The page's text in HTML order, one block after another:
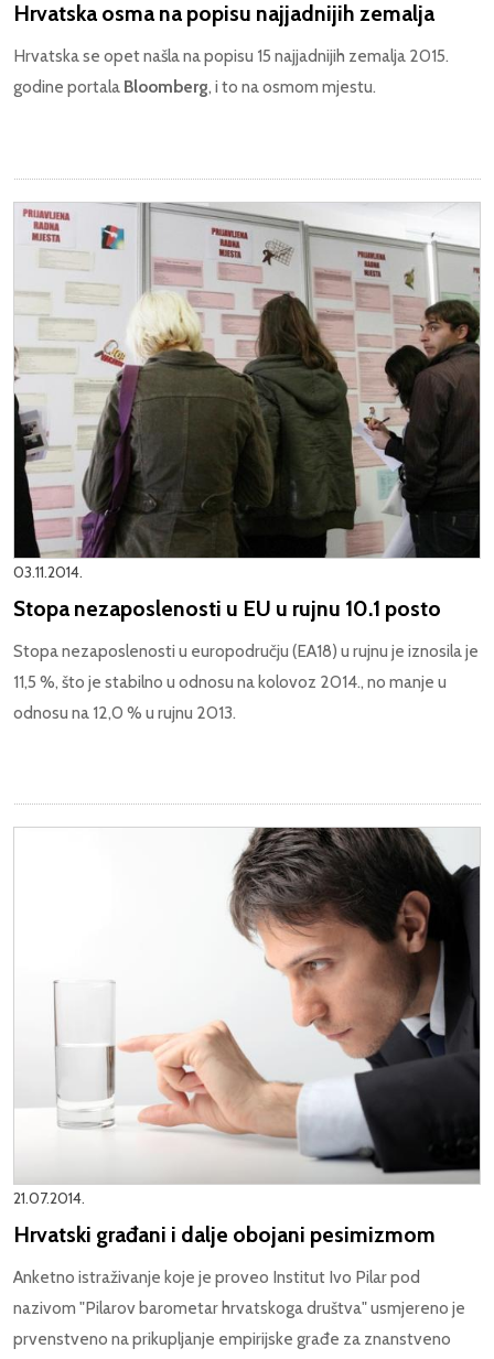
Hrvatska osma na popisu najjadnijih zemalja
Hrvatska se opet našla na popisu 15 najjadnijih zemalja 2015.
godine portala Bloomberg, i to na osmom mjestu.
03.11.2014.
Stopa nezaposlenosti u EU u rujnu 10.1 posto
Stopa nezaposlenosti u europodručju (EA18) u rujnu je iznosila je
11,5 %, što je stabilno u odnosu na kolovoz 2014., no manje u
odnosu na 12,0 % u rujnu 2013.
21.07.2014.
Hrvatski građani i dalje obojani pesimizmom
Anketno istraživanje koje je proveo Institut Ivo Pilar pod
nazivom "Pilarov barometar hrvatskoga društva" usmjereno je
prvenstveno na prikupljanje empirijske građe za znanstveno